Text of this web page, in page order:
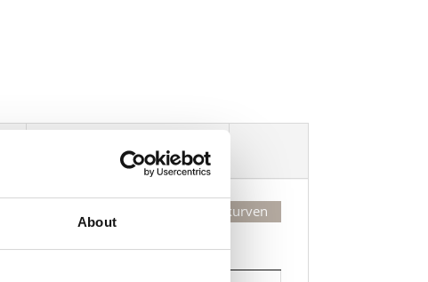
About
Legg valgte i handlekurven
Kjøp